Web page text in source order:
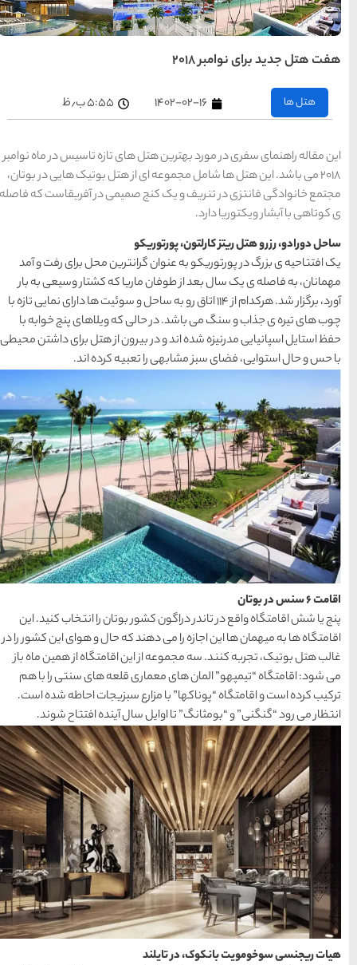
۵:۵۵ ب٫ظ
تازه تاسیس در ماه نوامبر
هتل بوتیک هایی در بوتان،
در آفریقاست که فاصله
محل برای رفت و آمد
که کشتار وسیعی به بار
اتاق رو به ساحل و سوئیت ها دارای نمایی تازه با
که ویلاهای پنج خوابه با
از هتل برای داشتن محیطی
کرده اند.
بوتان را انتخاب کنید. این
که حال و هوای این کشور را در
اقامتگاه از همین ماه باز
قلعه های سنتی را با هم
سبزیجات احاطه شده است.
آینده افتتاح شوند.
های
تهران
کیش
هتل
شیراز
راهنمای
رزرو
هتل
های
شیراز
قشم
راهنمای
قشم
رزرو
هتل
مشهد
راهنمای
سفر به
مشهد
مشهد
اصفهان
راهنمای
سفر به
اصفهان
اصفهان
تبریز
راهنمای
سفر به
تبریز
رزرو
تبریز
یزد
راهنمای
یزد
هتل
دسته بندی ها
آداب و رسوم(184)
اخبار(266)
انواع سفر(73)
ایرانگردی(1,270)
جهانگردی(692)
حمل و نقل(125)
راهنمای سفر(409)
سفرهای پیشنهادی(133)
طبیعت(132)
غذا و خوراک(218)
مناطق خاص و رومانتیک
(65)